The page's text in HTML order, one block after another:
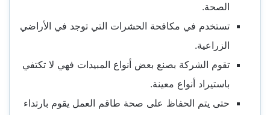
الصحة.
تستخدم في مكافحة الحشرات التي توجد في الأراضي
الزراعية.
تقوم الشركة بصنع بعض أنواع المبيدات فهي لا تكتفي
باستيراد أنواع معينة.
حتى يتم الحفاظ على صحة طاقم العمل يقوم بارتداء